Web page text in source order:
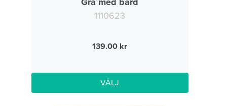
1110623
139.00
VÄLJ